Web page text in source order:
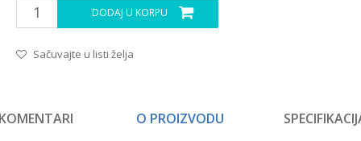
DODAJ U KORPU
Sačuvajte u listi želja
O PROIZVODU